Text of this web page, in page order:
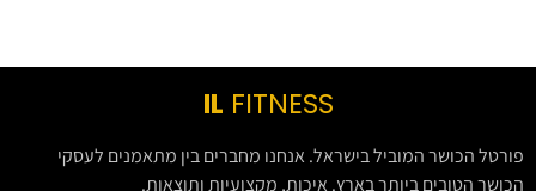
IL FITNESS
פורטל הכושר המוביל בישראל. אנחנו מחברים בין מתאמנים לעסקי
הכושר הטובים ביותר בארץ. איכות, מקצועיות ותוצאות.